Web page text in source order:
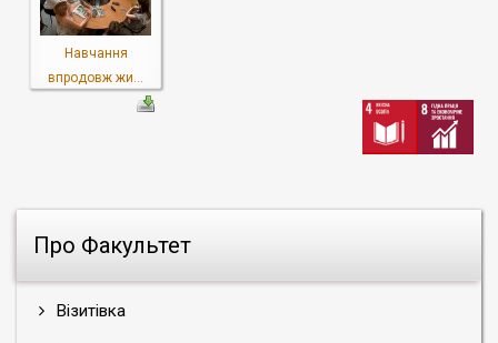
Про Факультет
Візитівка
Навчання
впродовж жи...